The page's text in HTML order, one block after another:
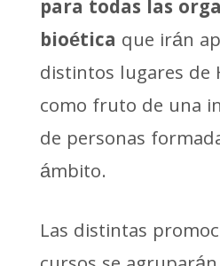
para todas las
bioética que irán
distintos lugares de
como fruto de una
de personas
ámbito.
Las distintas